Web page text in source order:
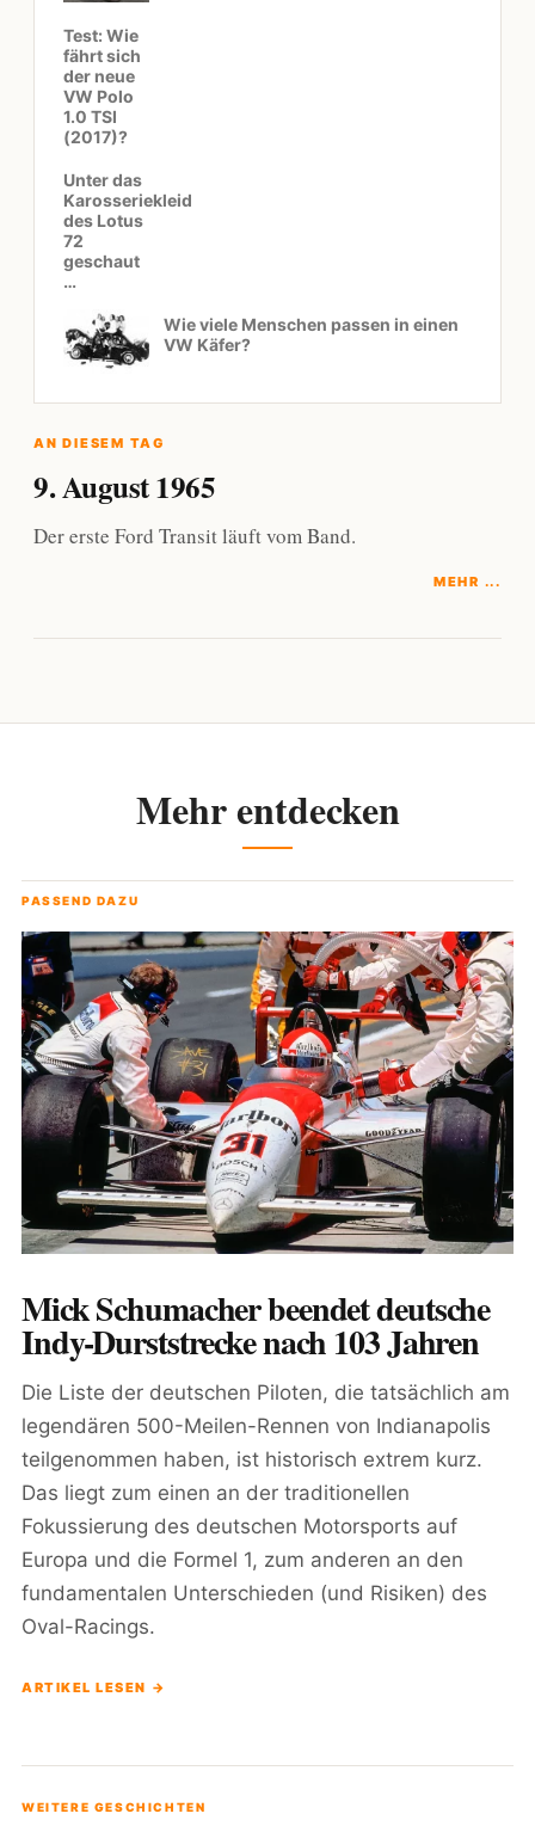
Test: Wie
fährt sich
der neue
VW Polo
1.0 TSI
(2017)?
Unter das
Karosseriekleid
des Lotus
72
geschaut
…
Wie viele Menschen passen in einen
VW Käfer?
AN DIESEM TAG
9. August 1965
Der erste Ford Transit läuft vom Band.
MEHR ...
Mehr entdecken
PASSEND DAZU
Mick Schumacher beendet deutsche
Indy-Durststrecke nach 103 Jahren
Die Liste der deutschen Piloten, die tatsächlich am
legendären 500-Meilen-Rennen von Indianapolis
teilgenommen haben, ist historisch extrem kurz.
Das liegt zum einen an der traditionellen
Fokussierung des deutschen Motorsports auf
Europa und die Formel 1, zum anderen an den
fundamentalen Unterschieden (und Risiken) des
Oval-Racings.
ARTIKEL LESEN →
WEITERE GESCHICHTEN